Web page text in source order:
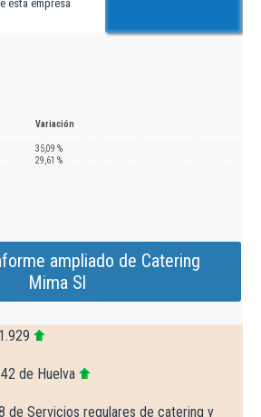
esta empresa
Variación
35,09 %
29,61 %
ampliado de Catering
Mima Sl
de Huelva
de Servicios regulares de catering y